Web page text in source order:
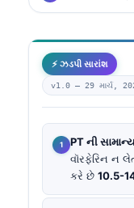
⚡ ઝડપી સારાંશ
v1.0 — 29 માર્ચ,
PT ની
વૉરફેરિન ન
કરે છે 10.5-